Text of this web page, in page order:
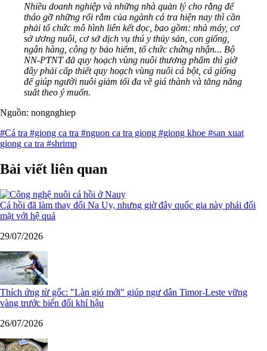
Nhiều doanh nghiệp và những nhà quản lý cho rằng để
tháo gỡ những rối rắm của ngành cá tra hiện nay thì cần
phải tổ chức mô hình liên kết dọc, bao gồm: nhà máy, cơ
sở ương nuôi, cơ sở dịch vụ thú y thủy sản, con giống,
ngân hàng, công ty bảo hiểm, tổ chức chứng nhận... Bộ
NN-PTNT đã quy hoạch vùng nuôi thương phẩm thì giờ
đây phải cấp thiết quy hoạch vùng nuôi cá bột, cá giống
để giúp người nuôi giảm tối đa về giá thành và tăng năng
suất theo ý muốn.
Nguồn: nongnghiep
#Cá tra #giong ca tra #nguon ca tra giong #giong khoe #san xuat
giong ca tra #shrimp
Bài viết liên quan
Cá hồi đã làm thay đổi Na Uy, nhưng giờ đây quốc gia này phải đối
mặt với hệ quả
29/07/2026
Thích ứng từ gốc: "Làn gió mới" giúp ngư dân Timor-Leste vững
vàng trước biến đổi khí hậu
26/07/2026